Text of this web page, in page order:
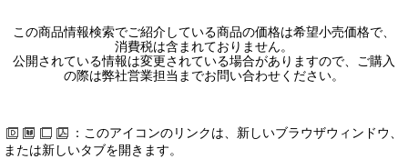
この商品情報検索でご紹介している商品の価格は希望小売価格で、
消費税は含まれておりません。
公開されている情報は変更されている場合がありますので、ご購入
の際は弊社営業担当までお問い合わせください。
：このアイコンのリンクは、新しいブラウザウィンドウ、
または新しいタブを開きます。